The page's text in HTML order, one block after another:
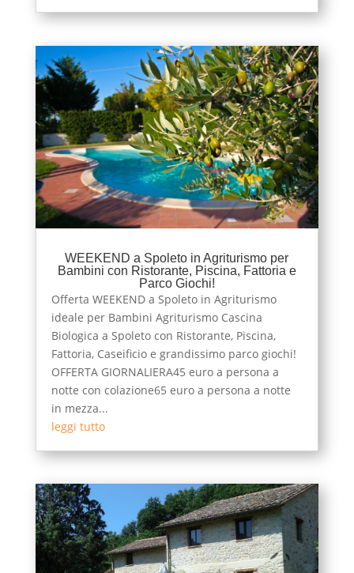
WEEKEND a Spoleto in Agriturismo per
Bambini con Ristorante, Piscina, Fattoria e
Parco Giochi!
Offerta WEEKEND a Spoleto in Agriturismo
ideale per Bambini Agriturismo Cascina
Biologica a Spoleto con Ristorante, Piscina,
Fattoria, Caseificio e grandissimo parco giochi!
OFFERTA GIORNALIERA45 euro a persona a
notte con colazione65 euro a persona a notte
in mezza...
leggi tutto